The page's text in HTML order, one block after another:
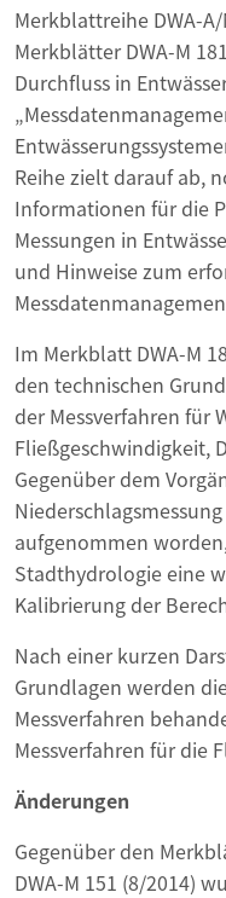
Merkblattreihe DWA-
Merkblätter DWA-M
Durchfluss in
Reihe zielt darauf ab,
Informationen für die
Messungen in
und Hinweise zum
Im Merkblatt DWA-M
den technischen
der Messverfahren für
Fließgeschwindigkeit,
Gegenüber dem
aufgenommen
Stadthydrologie eine
Kalibrierung der
Nach einer kurzen
Grundlagen werden
Messverfahren
Messverfahren für die
Änderungen
Gegenüber den
DWA-M 151 (8/2014)